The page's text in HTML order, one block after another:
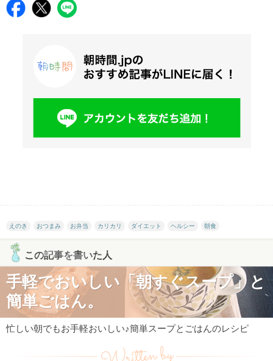
えのき おつまみ お弁当 カリカリ ダイエット ヘルシー 朝食
この記事を書いた人
手軽でおいしい「朝すぐスープ」と
簡単ごはん。
忙しい朝でもお手軽おいしい♪簡単スープとごはんのレシピ